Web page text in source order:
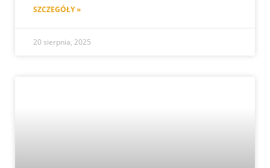
SZCZEGÓŁY »
20 sierpnia, 2025